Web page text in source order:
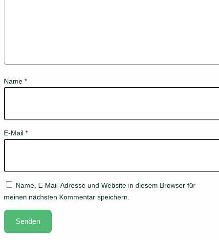
Name *
E-Mail *
Name, E-Mail-Adresse und Website in diesem Browser für
meinen nächsten Kommentar speichern.